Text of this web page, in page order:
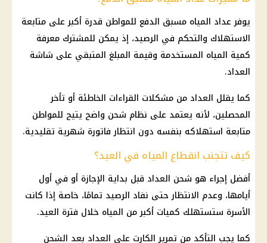
يوفر عداد المياه مسبق الدفع للمواطن قدرة أكبر على متابعة
الاستهلاك والتحكم في الرصيد، إذ يمكن للمشترك معرفة
كمية المياه المستخدمة وقيمة المبلغ المتبقي على شاشة
العداد.
كما يقلل العداد من مشكلات القراءات الخاطئة أو تأخر
المحصلين، لأنه يعتمد على نظام شحن واضح يتيح للمواطن
متابعة استهلاكه بنفسه دون انتظار فاتورة شهرية تقليدية.
كيف تتجنب انقطاع المياه في العيد؟
أفضل إجراء هو شحن العداد قبل بداية الإجازة أو في أول
أيامها، وعدم الانتظار حتى نفاد الرصيد تمامًا، خاصة إذا كانت
الأسرة ستستهلك كميات أكبر من المياه خلال فترة العيد.
كما يجب التأكد من تمرير الكارت على العداد بعد الشحن